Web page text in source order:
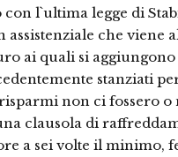
l`ultima legge di
che viene
ai quali si
stanziati
non ci fossero o
clausola di
a sei volte il minimo,